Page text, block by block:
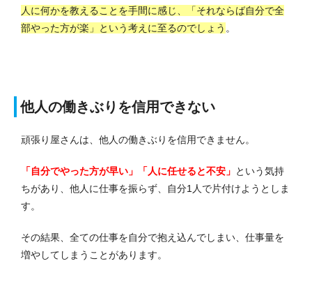
人に何かを教えることを手間に感じ、「それならば自分で全
部やった方が楽」という考えに至るのでしょう 。
他人の働きぶりを信用できない
頑張り屋さんは、他人の働きぶりを信用できません。
「自分でやった方が早い」「人に任せると不安」 という気持
ちがあり、他人に仕事を振らず、自分1人で片付けようとしま
す。
その結果、全ての仕事を自分で抱え込んでしまい、仕事量を
増やしてしまうことがあります。